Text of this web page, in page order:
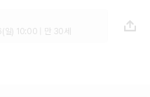
가격비교, 최저
) 10:00 | 만 30세